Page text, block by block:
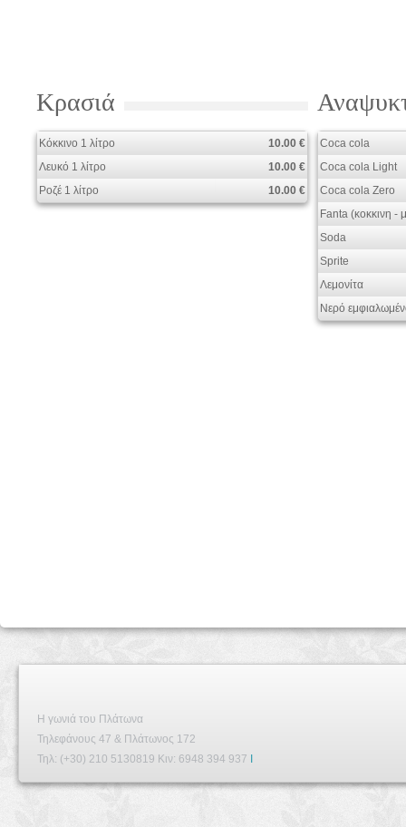
Κρασιά
Κόκκινο 1 λίτρο
10.00 €
Λευκό 1 λίτρο
10.00 €
Ροζέ 1 λίτρο
10.00 €
Coca cola
Coca cola Light
Coca cola Zero
Fanta (κοκκινη -
Soda
Sprite
Λεμονίτα
Νερό
Η γωνιά του Πλάτωνα
Τηλεφάνους 47 & Πλάτωνος 172
Τηλ: (+30) 210 5130819 Κιν: 6948 394 937